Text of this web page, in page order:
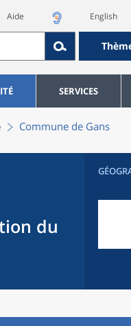
Aide English
SERVICES
Commune de Gans
du